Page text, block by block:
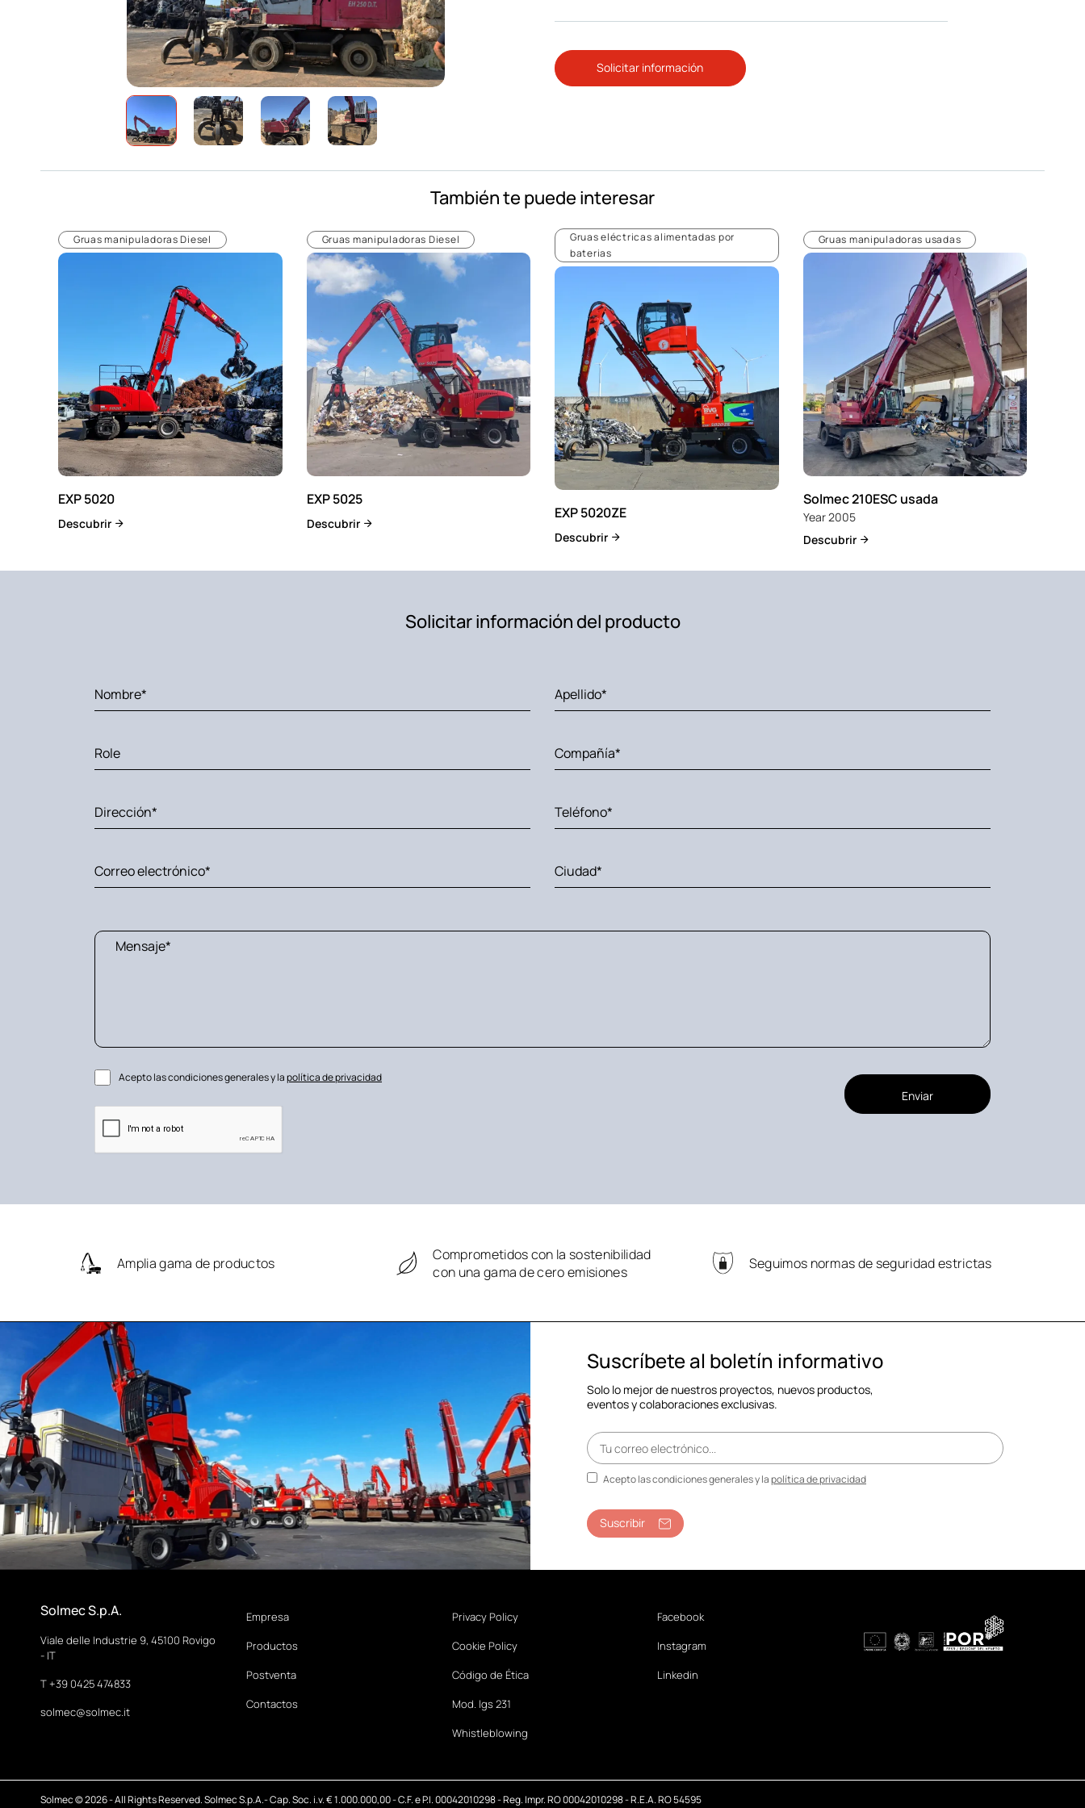
Solicitar información
También te puede interesar
Gruas manipuladoras Diesel
EXP 5020
Descubrir
Gruas manipuladoras Diesel
EXP 5025
Descubrir
Gruas eléctricas alimentadas por
baterias
EXP 5020ZE
Descubrir
Gruas manipuladoras usadas
Solmec 210ESC usada
Year 2005
Descubrir
Solicitar información del producto
Acepto las condiciones generales y lapolítica de privacidad
Enviar
Amplia gama de productos
Comprometidos con la sostenibilidad
con una gama de cero emisiones
Seguimos normas de seguridad estrictas
Suscríbete al boletín informativo
Solo lo mejor de nuestros proyectos, nuevos productos,
eventos y colaboraciones exclusivas.
Acepto las condiciones generales y lapolítica de privacidad
Suscribir
Solmec S.p.A.
Viale delle Industrie 9, 45100 Rovigo
- IT
T +39 0425 474833
solmec@solmec.it
Empresa
Productos
Postventa
Contactos
Privacy Policy
Cookie Policy
Código de Ética
Mod. lgs 231
Whistleblowing
Facebook
Instagram
Linkedin
Solmec © 2026 - All Rights Reserved. Solmec S.p.A.- Cap. Soc. i.v. € 1.000.000,00 - C.F. e P.I. 00042010298 - Reg. Impr. RO 00042010298 - R.E.A. RO 54595